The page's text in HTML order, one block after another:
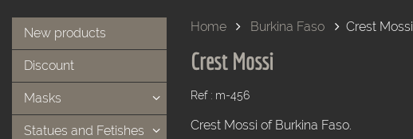
New products
Discount
Masks
Statues and Fetishes
Home Burkina Faso Crest Mossi
Crest Mossi
Ref : m-456
Crest Mossi of Burkina Faso.